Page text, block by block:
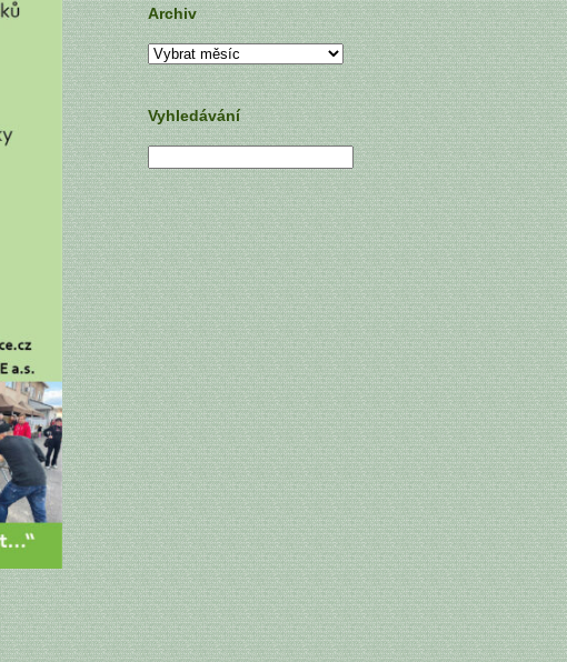
Archiv
Archiv
Vyhledávání